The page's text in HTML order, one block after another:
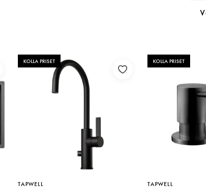
KOLLA PRISET
TAPWELL
KOLLA PRISET
TAPWELL